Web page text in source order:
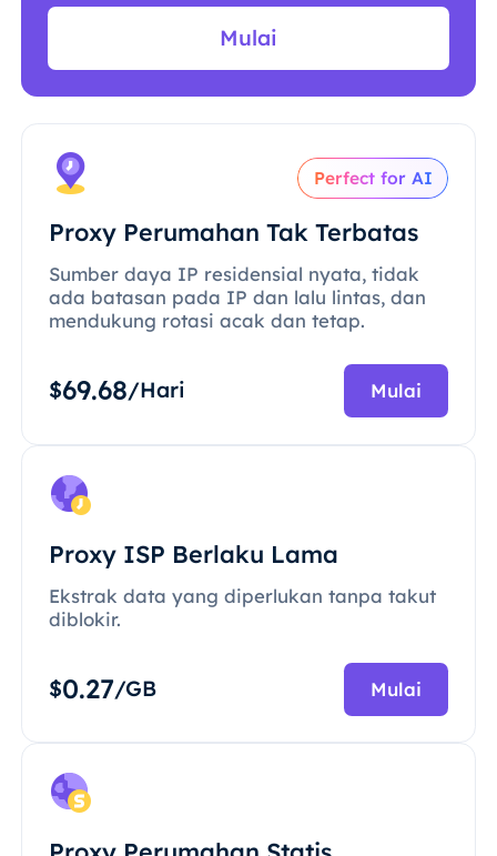
Mulai
Perfect for AI
Proxy Perumahan Tak Terbatas
Sumber daya IP residensial nyata, tidak
ada batasan pada IP dan lalu lintas, dan
mendukung rotasi acak dan tetap.
$69.68/Hari Mulai
Proxy ISP Berlaku Lama
Ekstrak data yang diperlukan tanpa takut
diblokir.
$0.27/GB Mulai